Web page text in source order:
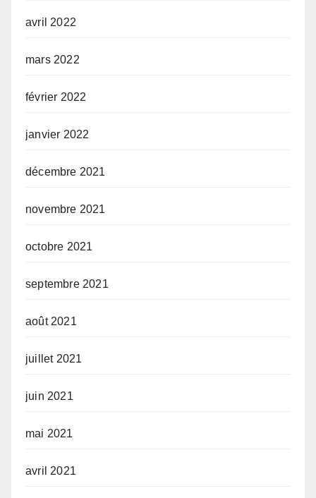
avril 2022
mars 2022
février 2022
janvier 2022
décembre 2021
novembre 2021
octobre 2021
septembre 2021
août 2021
juillet 2021
juin 2021
mai 2021
avril 2021